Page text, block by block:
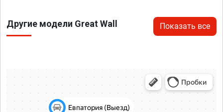
Другие модели Great Wall Показать все